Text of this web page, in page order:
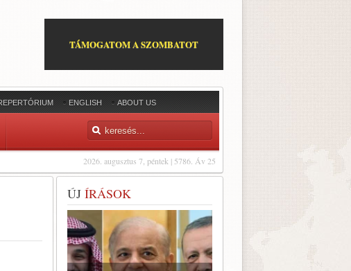
TÁMOGATOM A SZOMBATOT
ENGLISH ABOUT US
2026. augusztus 7, péntek | 5786. Áv 25
ÚJ ÍRÁSOK